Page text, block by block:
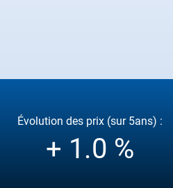
Évolution des prix (sur 5ans) :
+ 1.0 %